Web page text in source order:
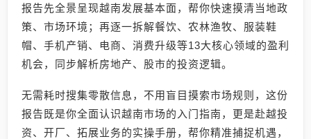
报告先全景呈现越南发展基本面，帮你快速摸清当地政
策、市场环境；再逐一拆解餐饮、农林渔牧、服装鞋
帽、手机产销、电商、消费升级等13大核心领域的盈利
机会，同步解析房地产、股市的投资逻辑。
无需耗时搜集零散信息，不用盲目摸索市场规则，这份
报告既是你全面认识越南市场的入门指南，更是赴越投
资、开厂、拓展业务的实操手册，帮你精准捕捉机遇，